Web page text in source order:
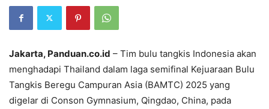
Jakarta, Panduan.co.id – Tim bulu tangkis Indonesia akan
menghadapi Thailand dalam laga semifinal Kejuaraan Bulu
Tangkis Beregu Campuran Asia (BAMTC) 2025 yang
digelar di Conson Gymnasium, Qingdao, China, pada